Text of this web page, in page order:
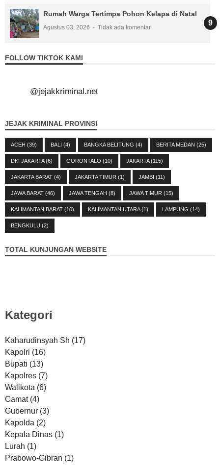
Rumah Warga Tertimpa Pohon Kelapa di Natal
Agustus 03, 2026 Tidak ada komentar
FOLLOW TIKTOK KAMI
@jejakkriminal.net
JEJAK KRIMINAL PROVINSI
ACEH (39) BALI (4) BANGKA BELITUNG (4) BERITA MEDAN (25)
DKI JAKARTA(6) GORONTALO (10) JAKARTA(115)
JAKARTA BARAT (4) JAKARTA TIMUR (1) JAMBI (11)
JAWA BARAT (46) JAWA TENGAH (8) JAWA TIMUR (15)
KALIMANTAN BARAT (10) KALIMANTAN UTARA(1) LAMPUNG (14)
BENGKULU (2)
TOTAL KUNJUNGAN WEBSITE
Kategori
Kaharudinsyah Sh (17)
Kapolri (16)
Bupati (13)
Kapolres (7)
Walikota (6)
Camat (4)
Gubernur (3)
Kapolda (2)
Kepala Dinas (1)
Lurah (1)
Prabowo-Gibran (1)